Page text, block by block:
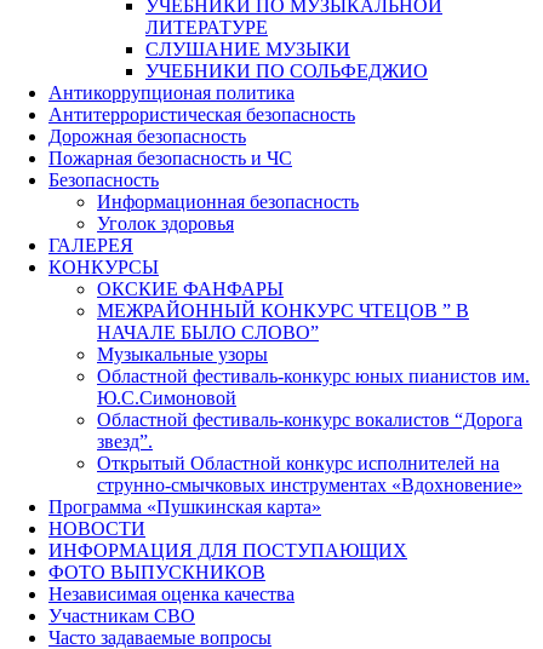
УЧЕБНИКИ ПО МУЗЫКАЛЬНОЙ
ЛИТЕРАТУРЕ
СЛУШАНИЕ МУЗЫКИ
УЧЕБНИКИ ПО СОЛЬФЕДЖИО
Антикоррупционая политика
Антитеррористическая безопасность
Дорожная безопасность
Пожарная безопасность и ЧС
Безопасность
Информационная безопасность
Уголок здоровья
ГАЛЕРЕЯ
КОНКУРСЫ
ОКСКИЕ ФАНФАРЫ
МЕЖРАЙОННЫЙ КОНКУРС ЧТЕЦОВ ” В
НАЧАЛЕ БЫЛО СЛОВО”
Музыкальные узоры
Областной фестиваль-конкурс юных пианистов им.
Ю.С.Симоновой
Областной фестиваль-конкурс вокалистов “Дорога
звезд”.
Открытый Областной конкурс исполнителей на
струнно-смычковых инструментах «Вдохновение»
Программа «Пушкинская карта»
НОВОСТИ
ИНФОРМАЦИЯ ДЛЯ ПОСТУПАЮЩИХ
ФОТО ВЫПУСКНИКОВ
Независимая оценка качества
Участникам СВО
Часто задаваемые вопросы